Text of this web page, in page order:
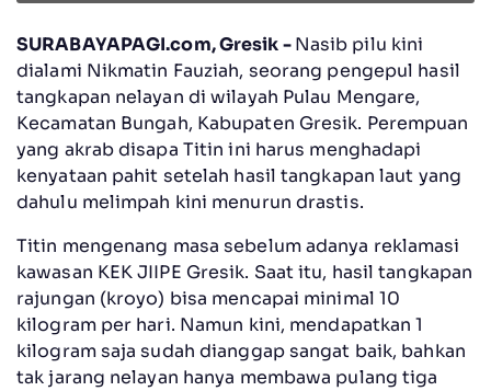
SURABAYAPAGI.com, Gresik -Nasib pilu kini
dialami Nikmatin Fauziah, seorang pengepul hasil
tangkapan nelayan di wilayah Pulau Mengare,
Kecamatan Bungah, Kabupaten Gresik. Perempuan
yang akrab disapa Titin ini harus menghadapi
kenyataan pahit setelah hasil tangkapan laut yang
dahulu melimpah kini menurun drastis.
Titin mengenang masa sebelum adanya reklamasi
kawasan KEK JIIPE Gresik. Saat itu, hasil tangkapan
rajungan (kroyo) bisa mencapai minimal 10
kilogram per hari. Namun kini, mendapatkan 1
kilogram saja sudah dianggap sangat baik, bahkan
tak jarang nelayan hanya membawa pulang tiga